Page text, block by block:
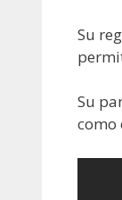
Su
Su
como